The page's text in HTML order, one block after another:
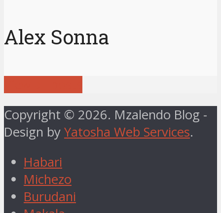
Alex Sonna
Copyright © 2026. Mzalendo Blog -
Design by Yatosha Web Services.
Habari
Michezo
Burudani